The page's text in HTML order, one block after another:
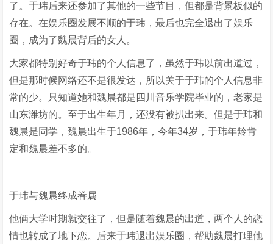
了。于玮后来还参加了其他的一些节目，但都是背景板似的
存在。在娱乐圈发展不顺的于玮，最后也完全退出了娱乐
圈，成为了魏晨背后的女人。
大家都特别好奇于玮的个人信息了，虽然于玮以前出道过，
但是那时候网络还不是很发达，所以关于于玮的个人信息非
常的少。只知道她和魏晨都是四川音乐学院毕业的，老家是
山东潍坊的。至于出生年月，还没有被扒出来。但是于玮和
魏晨是同学，魏晨出生于1986年，今年34岁，于玮年龄肯
定和魏晨差不多的。
于玮与魏晨终成眷属
他俩大学时期就交往了，但是随着魏晨的出道，两个人的恋
情也转成了地下恋。后来于玮退出娱乐圈，帮助魏晨打理他